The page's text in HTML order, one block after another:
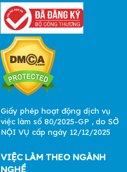
Giấy phép hoạt động dịch vụ
việc làm số 80/2025-GP , do SỞ
NỘI VỤ cấp ngày 12/12/2025
VIỆC LÀM THEO NGÀNH
NGHỀ